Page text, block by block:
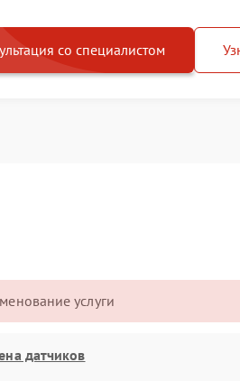
со специалистом
услуги
датчиков